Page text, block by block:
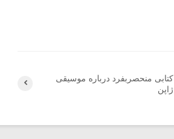
کتابی منحصربفرد درباره موسیقی
ژاپن